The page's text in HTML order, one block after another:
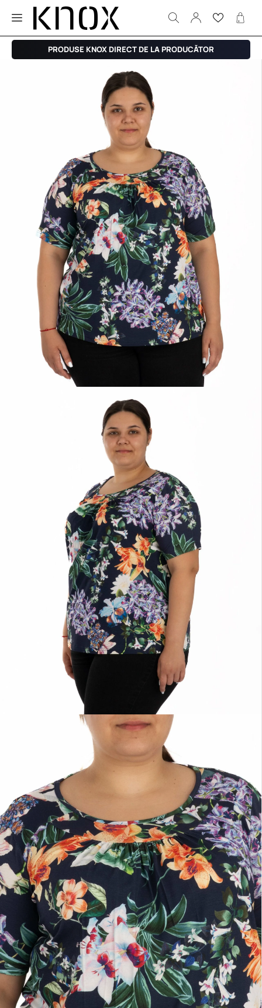
PRODUSE KNOX DIRECT DE LA PRODUCĂTOR